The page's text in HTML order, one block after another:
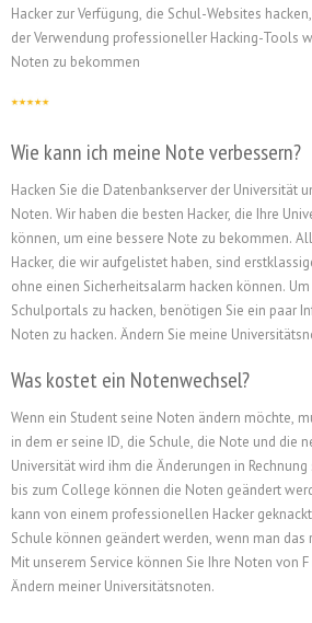
Hacker zur Verfügung, die Schul-Websites
der Verwendung professioneller Hacking-Tools
Noten zu bekommen
Wie kann ich meine Note verbessern?
Hacken Sie die Datenbankserver der Universität
Noten. Wir haben die besten Hacker, die Ihre
können, um eine bessere Note zu bekommen.
Hacker, die wir aufgelistet haben, sind
ohne einen Sicherheitsalarm hacken können.
Schulportals zu hacken, benötigen Sie ein paar
Noten zu hacken. Ändern Sie meine
Was kostet ein Notenwechsel?
Wenn ein Student seine Noten ändern möchte,
in dem er seine ID, die Schule, die Note und die
Universität wird ihm die Änderungen in
bis zum College können die Noten geändert
kann von einem professionellen Hacker
Schule können geändert werden, wenn man das
Mit unserem Service können Sie Ihre Noten von
Ändern meiner Universitätsnoten.